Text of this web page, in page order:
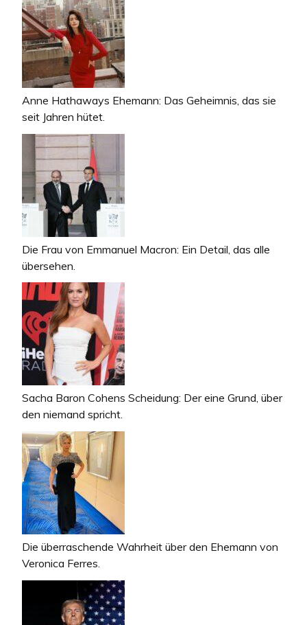
Anne Hathaways Ehemann: Das Geheimnis, das sie
seit Jahren hütet.
Die Frau von Emmanuel Macron: Ein Detail, das alle
übersehen.
Sacha Baron Cohens Scheidung: Der eine Grund, über
den niemand spricht.
Die überraschende Wahrheit über den Ehemann von
Veronica Ferres.